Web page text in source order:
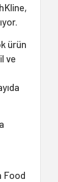
ürün
ve
Food